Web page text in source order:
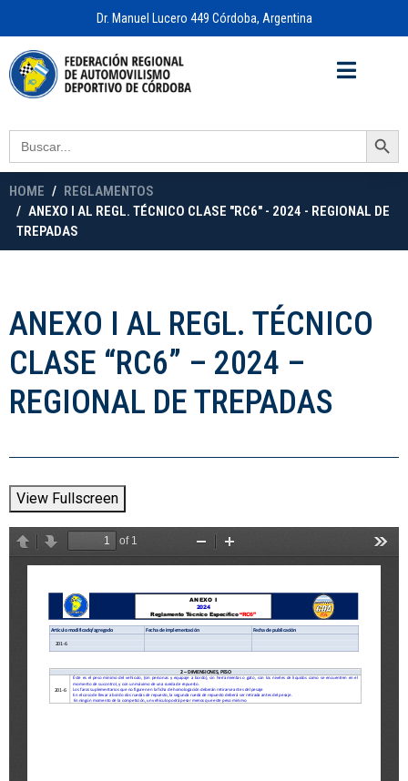
Dr. Manuel Lucero 449 Córdoba, Argentina
Search
for:
Search Button
HOME
REGLAMENTOS
ANEXO I AL REGL. TÉCNICO CLASE "RC6" - 2024 - REGIONAL DE
TREPADAS
ANEXO I AL REGL. TÉCNICO
CLASE “RC6” – 2024 –
REGIONAL DE TREPADAS
View Fullscreen